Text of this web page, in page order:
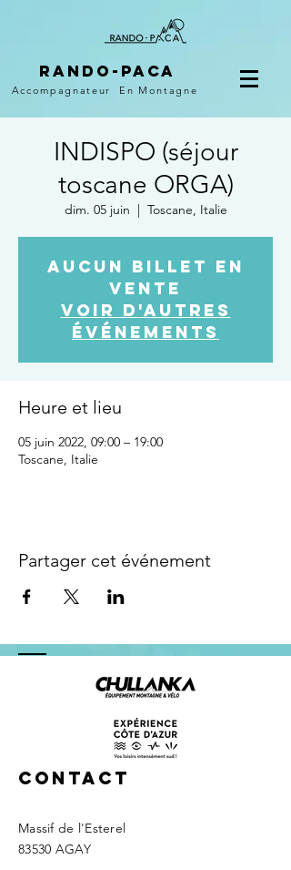
Rando-PACA
Accompagnateur En Montagne
INDISPO (séjour
toscane ORGA)
dim. 05 juin
  |
Toscane, Italie
Aucun billet en
vente
Voir d'autres
événements
Heure et lieu
05 juin 2022, 09:00 – 19:00
Toscane, Italie
Partager cet événement
Contact
Massif de l'Esterel
83530 AGAY ​